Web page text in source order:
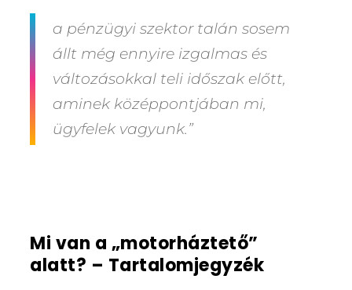
a pénzügyi szektor talán sosem
állt még ennyire izgalmas és
változásokkal teli időszak előtt,
aminek középpontjában mi,
ügyfelek vagyunk.”
Mi van a „motorháztető”
alatt? – Tartalomjegyzék